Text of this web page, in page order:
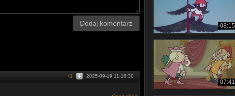
Dodaj komentarz
2025-09-19 11:18:30
+1
08:15
07:41